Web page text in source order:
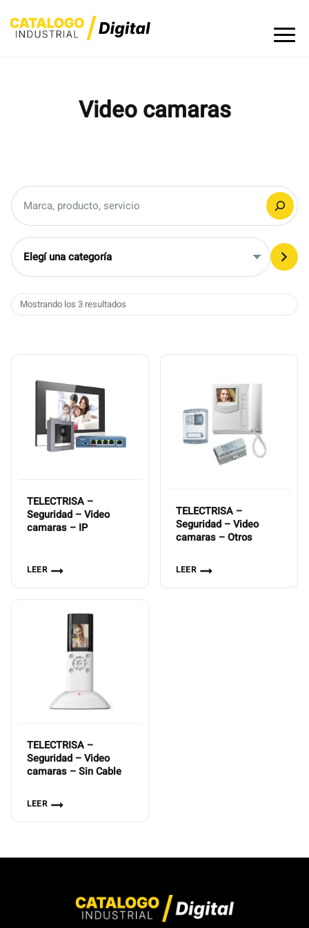
to
Video camaras
Mostrando los 3 resultados
TELECTRISA –
Seguridad – Video
camaras – IP
LEER
TELECTRISA –
Seguridad – Video
camaras – Otros
LEER
TELECTRISA –
Seguridad – Video
camaras – Sin Cable
LEER
Elegí
una
categoría